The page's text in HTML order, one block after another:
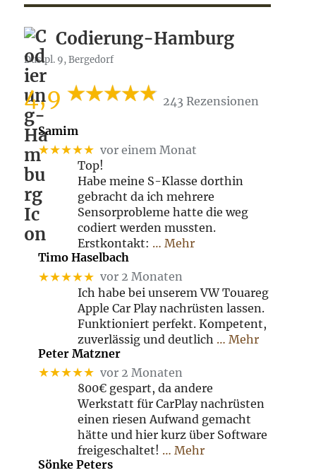
Codierung-Hamburg
Dusipl. 9, Bergedorf
4,9 243 Rezensionen
Samim
★★★★★ vor einem Monat
Top!
Habe meine S-Klasse dorthin
gebracht da ich mehrere
Sensorprobleme hatte die weg
codiert werden mussten.
Erstkontakt: … Mehr
Timo Haselbach
★★★★★ vor 2 Monaten
Ich habe bei unserem VW Touareg
Apple Car Play nachrüsten lassen.
Funktioniert perfekt. Kompetent,
zuverlässig und deutlich … Mehr
Peter Matzner
★★★★★ vor 2 Monaten
800€ gespart, da andere
Werkstatt für CarPlay nachrüsten
einen riesen Aufwand gemacht
hätte und hier kurz über Software
freigeschaltet! … Mehr
Sönke Peters